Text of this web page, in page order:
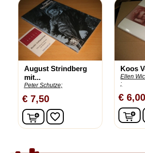
August Strindberg
mit...
Peter Schutze;
€ 7,50
In winkelwagen
favorite_border
Koos
Ellen
;
€ 6,00